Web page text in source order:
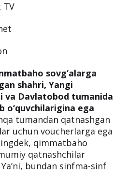
TV
sovg‘alarga
shahri, Yangi
va Davlatobod tumanida
o‘quvchilarigina ega
tumandan qatnashgan
uchun voucherlarga ega
qimmatbaho
qatnashchilar
bundan sinfma-sinf